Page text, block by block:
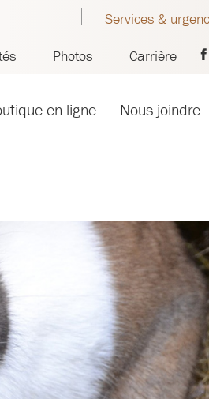
Services &
Photos Carrière
en ligne Nous joindre